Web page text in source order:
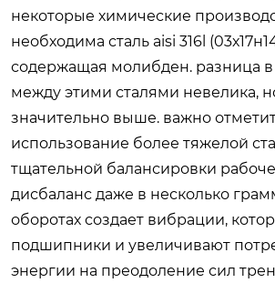
некоторые химические
необходима сталь aisi 316l
содержащая молибден. разница в
между этими сталями невелика,
значительно выше. важно
использование более тяжелой
тщательной балансировки
дисбаланс даже в несколько
оборотах создает вибрации,
подшипники и увеличивают
энергии на преодоление сил